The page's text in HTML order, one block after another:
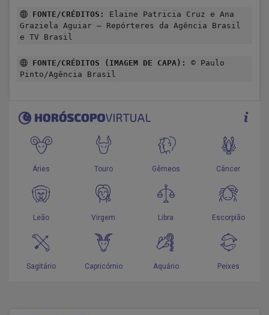
FONTE/CRÉDITOS:
Elaine Patricia Cruz e Ana
Graziela Aguiar – Repórteres da Agência Brasil
e TV Brasil
FONTE/CRÉDITOS (IMAGEM DE CAPA):
© Paulo
Pinto/Agência Brasil